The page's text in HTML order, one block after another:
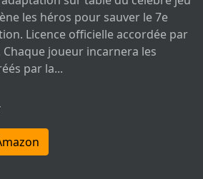
les héros pour sauver le 7e
Licence officielle accordée par
joueur incarnera les
par la...